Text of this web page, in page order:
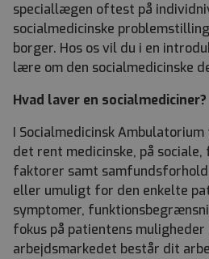
speciallægen oftest på
socialmedicinske
borger. Hos os vil du i en
lære om den socialmedicinske
Hvad laver en socialmediciner?
I Socialmedicinsk
det rent medicinske, på sociale,
faktorer samt
eller umuligt for den enkelte
symptomer,
fokus på patientens
arbejdsmarkedet består dit